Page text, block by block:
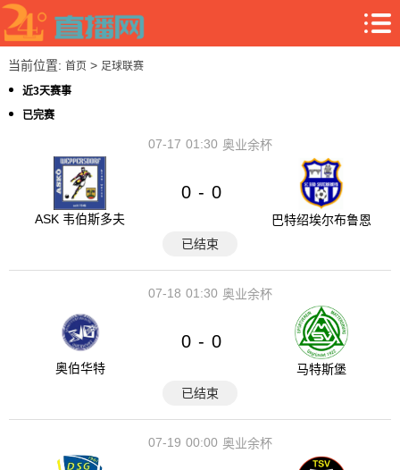
当前位置: 首页> 足球联赛
近3天赛事
已完赛
01:30
07-17 奥业余杯
ASK 韦伯斯多夫
0 - 0
巴特绍埃尔布鲁恩
已结束
01:30
07-18 奥业余杯
奥伯华特
0 - 0
马特斯堡
已结束
00:00
07-19 奥业余杯